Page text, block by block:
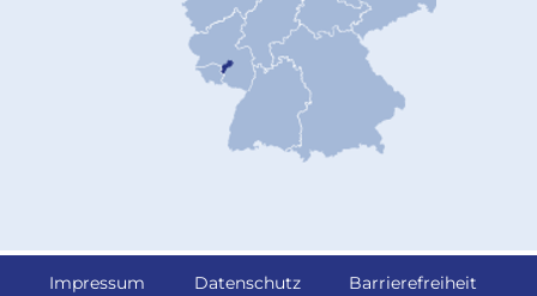
Impressum Datenschutz Barrierefreiheit